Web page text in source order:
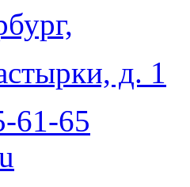
д. 1
61-65